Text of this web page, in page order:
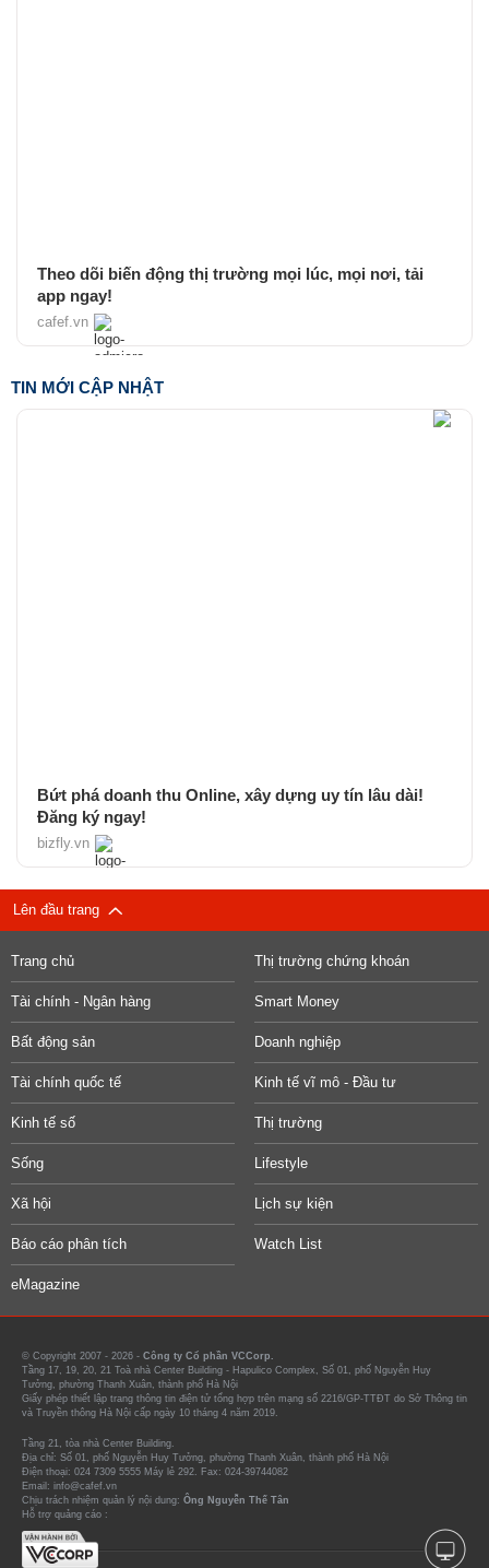
Theo dõi biến động thị trường mọi lúc, mọi nơi, tải
app ngay!
cafef.vn
TIN MỚI CẬP NHẬT
Bứt phá doanh thu Online, xây dựng uy tín lâu dài!
Đăng ký ngay!
bizfly.vn
Lên đầu trang
Trang chủ Thị trường chứng khoán
Tài chính - Ngân hàng Smart Money
Bất động sản Doanh nghiệp
Tài chính quốc tế Kinh tế vĩ mô - Đầu tư
Kinh tế số Thị trường
Sống Lifestyle
Xã hội Lịch sự kiện
Báo cáo phân tích Watch List
eMagazine
© Copyright 2007 - 2026 - Công ty Cổ phần VCCorp.
Tầng 17, 19, 20, 21 Toà nhà Center Building - Hapulico Complex, Số 01, phố Nguyễn Huy
Tưởng, phường Thanh Xuân, thành phố Hà Nội
Giấy phép thiết lập trang thông tin điện tử tổng hợp trên mạng số 2216/GP-TTĐT do Sở Thông tin
và Truyền thông Hà Nội cấp ngày 10 tháng 4 năm 2019.
Tầng 21, tòa nhà Center Building.
Địa chỉ: Số 01, phố Nguyễn Huy Tưởng, phường Thanh Xuân, thành phố Hà Nội
Điện thoại: 024 7309 5555 Máy lẻ 292. Fax: 024-39744082
Email: info@cafef.vn
Chịu trách nhiệm quản lý nội dung: Ông Nguyễn Thế Tân
Hỗ trợ quảng cáo :